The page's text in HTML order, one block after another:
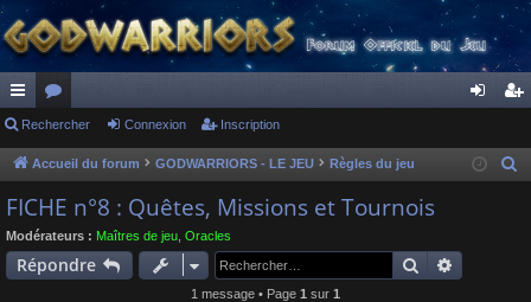
ac
co
ur
ci
or
u
m
s
ne cri
Rechercher Connexion Inscription
Accueil du forum GODWARRIORS - LE JEU Règles du jeu
FICHE n°8 : Quêtes, Missions et Tournois
Modérateurs : Maîtres de jeu Oracles
Répondre Rechercher
1 message • Page 1 sur 1